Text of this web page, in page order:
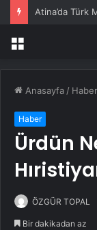
Atina’da Türk
Menü
Anasayfa / Haber
Haber
Ürdün
ÖZGÜR TOPAL
Bir dakikadan az